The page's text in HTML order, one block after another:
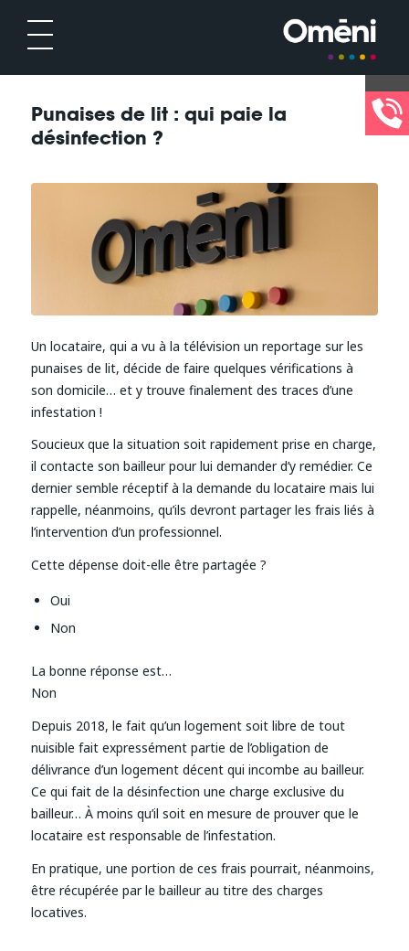
Punaises de lit : qui paie la
désinfection ?
Un locataire, qui a vu à la télévision un reportage sur les
punaises de lit, décide de faire quelques vérifications à
son domicile… et y trouve finalement des traces d’une
infestation !
Soucieux que la situation soit rapidement prise en charge,
il contacte son bailleur pour lui demander d’y remédier. Ce
dernier semble réceptif à la demande du locataire mais lui
rappelle, néanmoins, qu’ils devront partager les frais liés à
l’intervention d’un professionnel.
Cette dépense doit-elle être partagée ?
Oui
Non
La bonne réponse est…
Non
Depuis 2018, le fait qu’un logement soit libre de tout
nuisible fait expressément partie de l’obligation de
délivrance d’un logement décent qui incombe au bailleur.
Ce qui fait de la désinfection une charge exclusive du
bailleur… À moins qu’il soit en mesure de prouver que le
locataire est responsable de l’infestation.
En pratique, une portion de ces frais pourrait, néanmoins,
être récupérée par le bailleur au titre des charges
locatives.